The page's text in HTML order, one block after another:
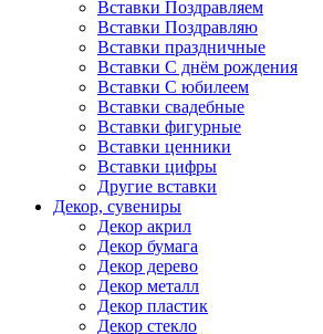
Вставки Поздравляем
Вставки Поздравляю
Вставки праздничные
Вставки С днём рождения
Вставки С юбилеем
Вставки свадебные
Вставки фигурные
Вставки ценники
Вставки цифры
Другие вставки
Декор, сувениры
Декор акрил
Декор бумага
Декор дерево
Декор металл
Декор пластик
Декор стекло